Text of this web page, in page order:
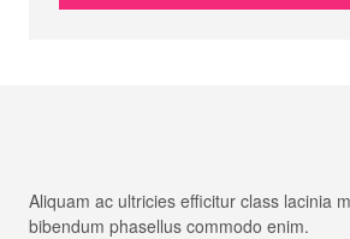
Aliquam ac ultricies efficitur class lacinia
bibendum phasellus commodo enim.